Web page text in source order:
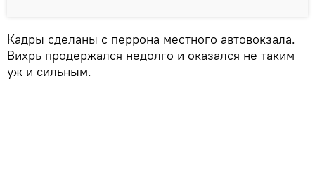
Кадры сделаны с перрона местного автовокзала.
Вихрь продержался недолго и оказался не таким
уж и сильным.